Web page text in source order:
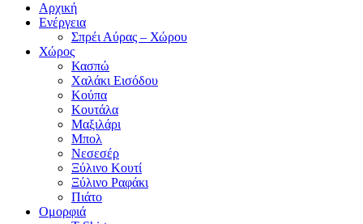
Αρχική
Ενέργεια
Σπρέι Αύρας – Χώρου
Χώρος
Κασπώ
Χαλάκι Εισόδου
Κούπα
Κουτάλα
Μαξιλάρι
Μπολ
Νεσεσέρ
Ξύλινο Κουτί
Ξύλινο Ραφάκι
Πιάτο
Ομορφιά